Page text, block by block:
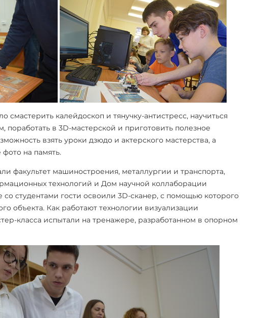
калейдоскоп и тянучку-антистресс, научиться
поработать в 3D-мастерской и приготовить полезное
взять уроки дзюдо и актерского мастерства, а
на память.
факультет машиностроения, металлургии и транспорта,
технологий и Дом научной коллаборации
со студентами гости освоили 3D-сканер, с помощью которого
объекта. Как работают технологии визуализации
класса испытали на тренажере, разработанном в опорном